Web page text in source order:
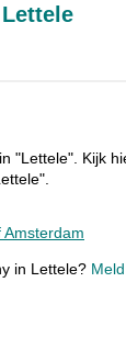
"Lettele". Kijk
Amsterdam
in Lettele?